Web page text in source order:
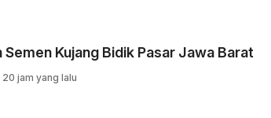
Semen Kujang Bidik Pasar Jawa Barat
20 jam yang lalu